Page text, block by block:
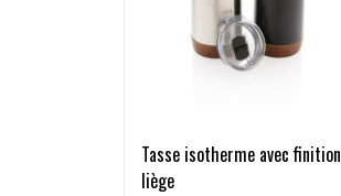
Tasse isotherme avec finition
liège